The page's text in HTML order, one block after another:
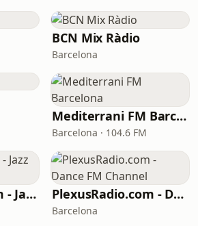
BCN Mix Ràdio
Barcelona
Mediterrani FM Barcelona
Barcelona · 104.6 FM
PlexusRadio.com - Jazz Channel PlexusRadio.com - Dance FM Channel
Barcelona